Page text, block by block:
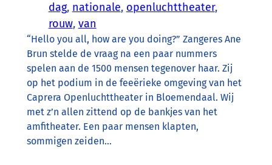
dag, nationale, openluchttheater,
rouw, van
“Hello you all, how are you doing?” Zangeres Ane
Brun stelde de vraag na een paar nummers
spelen aan de 1500 mensen tegenover haar. Zij
op het podium in de feeërieke omgeving van het
Caprera Openluchttheater in Bloemendaal. Wij
met z’n allen zittend op de bankjes van het
amfitheater. Een paar mensen klapten,
sommigen zeiden…